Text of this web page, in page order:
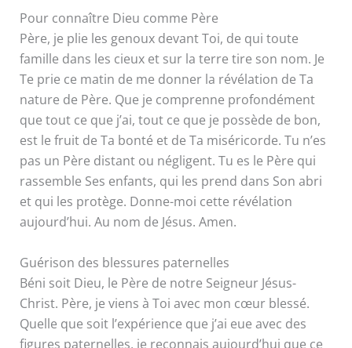
Pour connaître Dieu comme Père
Père, je plie les genoux devant Toi, de qui toute
famille dans les cieux et sur la terre tire son nom. Je
Te prie ce matin de me donner la révélation de Ta
nature de Père. Que je comprenne profondément
que tout ce que j’ai, tout ce que je possède de bon,
est le fruit de Ta bonté et de Ta miséricorde. Tu n’es
pas un Père distant ou négligent. Tu es le Père qui
rassemble Ses enfants, qui les prend dans Son abri
et qui les protège. Donne-moi cette révélation
aujourd’hui. Au nom de Jésus. Amen.
Guérison des blessures paternelles
Béni soit Dieu, le Père de notre Seigneur Jésus-
Christ. Père, je viens à Toi avec mon cœur blessé.
Quelle que soit l’expérience que j’ai eue avec des
figures paternelles, je reconnais aujourd’hui que ce